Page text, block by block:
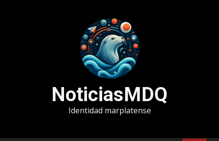
NoticiasMDQ
Identidad marplatense